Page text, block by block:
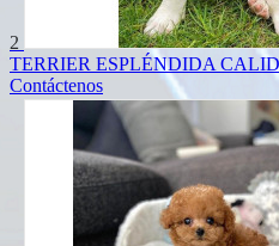
2
TERRIER ESPLÉNDIDA
Contáctenos